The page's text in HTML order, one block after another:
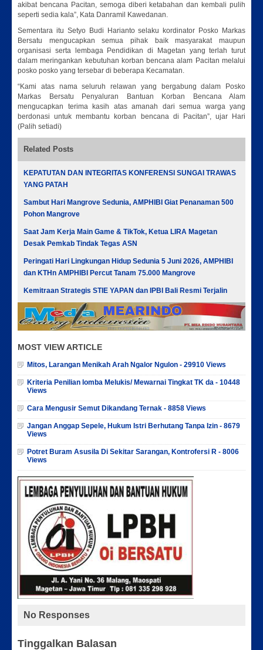
akibat bencana Pacitan, semoga diberi ketabahan dan kembali pulih
seperti sedia kala”, Kata Danramil Kawedanan.
Sementara itu Setyo Budi Harianto selaku kordinator Posko Markas
Bersatu mengucapkan semua pihak baik masyarakat maupun
organisasi serta lembaga Pendidikan di Magetan yang terlah turut
dalam meringankan kebutuhan korban bencana alam Pacitan melalui
posko posko yang tersebar di beberapa Kecamatan.
“Kami atas nama seluruh relawan yang bergabung dalam Posko
Markas Bersatu Penyaluran Bantuan Korban Bencana Alam
mengucapkan terima kasih atas amanah dari semua warga yang
berdonasi untuk membantu korban bencana di Pacitan”, ujar Hari
(Palih setiadi)
Related Posts
KEPATUTAN DAN INTEGRITAS KONFERENSI SUNGAI TRAWAS
YANG PATAH
Sambut Hari Mangrove Sedunia, AMPHIBI Giat Penanaman 500
Pohon Mangrove
Saat Jam Kerja Main Game & TikTok, Ketua LIRA Magetan
Desak Pemkab Tindak Tegas ASN
Peringati Hari Lingkungan Hidup Sedunia 5 Juni 2026, AMPHIBI
dan KTHn AMPHIBI Percut Tanam 75.000 Mangrove
Kemitraan Strategis STIE YAPAN dan IPBI Bali Resmi Terjalin
MOST VIEW ARTICLE
Mitos, Larangan Menikah Arah Ngalor Ngulon - 29910 Views
Kriteria Penilian lomba Melukis/ Mewarnai Tingkat TK da - 10448
Views
Cara Mengusir Semut Dikandang Ternak - 8858 Views
Jangan Anggap Sepele, Hukum Istri Berhutang Tanpa Izin - 8679
Views
Potret Buram Asusila Di Sekitar Sarangan, Kontrofersi R - 8006
Views
No Responses
Tinggalkan Balasan